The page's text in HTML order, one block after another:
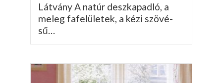
Látvány A natúr deszkapadló, a
meleg fafelületek, a kézi szövé­
sű…